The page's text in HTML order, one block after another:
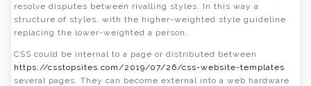
resolve disputes between rivalling styles. In this way a
structure of styles, with the higher-weighted style guideline
replacing the lower-weighted a person.
CSS could be internal to a page or distributed between
https://csstopsites.com/2019/07/26/css-website-templates
several pages. They can become external into a web hardware